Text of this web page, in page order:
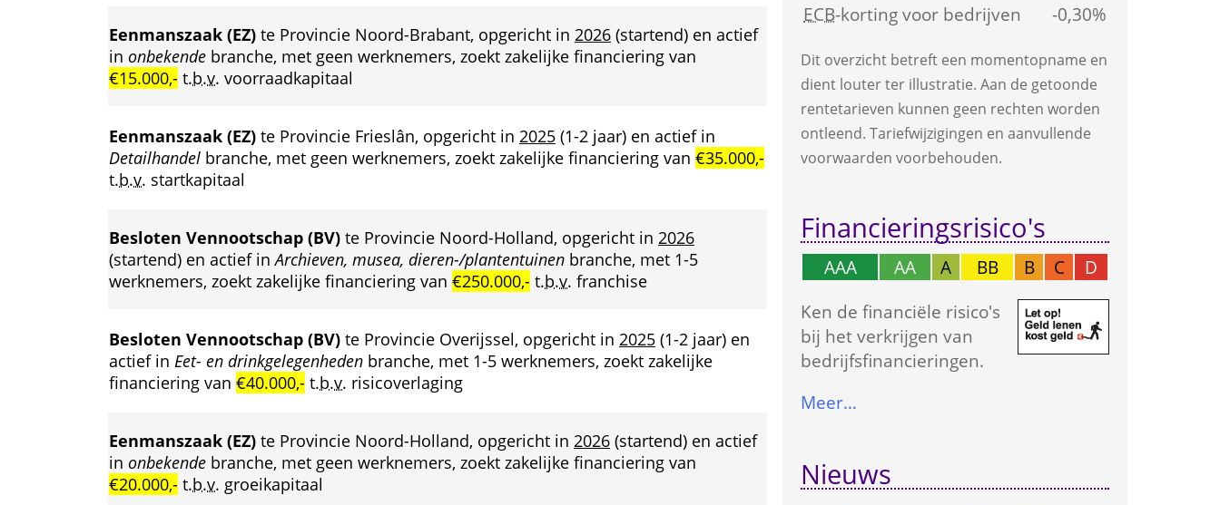
Eenmanszaak (EZ) te Provincie Noord-Brabant, opgericht in 2026 (startend) en actief
in onbekende branche, met geen werknemers, zoekt zakelijke financiering van
€15.000,- t.b.v. voorraadkapitaal
Eenmanszaak (EZ) te Provincie Frieslân, opgericht in 2025 (1-2 jaar) en actief in
Detailhandel branche, met geen werknemers, zoekt zakelijke financiering van €35.000,-
t.b.v. startkapitaal
Besloten Vennootschap (BV) te Provincie Noord-Holland, opgericht in 2026
(startend) en actief in Archieven, musea, dieren-/plantentuinen branche, met 1-5
werknemers, zoekt zakelijke financiering van €250.000,- t.b.v. franchise
Besloten Vennootschap (BV) te Provincie Overijssel, opgericht in 2025 (1-2 jaar) en
actief in Eet- en drinkgelegenheden branche, met 1-5 werknemers, zoekt zakelijke
financiering van €40.000,- t.b.v. risicoverlaging
Eenmanszaak (EZ) te Provincie Noord-Holland, opgericht in 2026 (startend) en actief
in onbekende branche, met geen werknemers, zoekt zakelijke financiering van
€20.000,- t.b.v. groeikapitaal
ECB-korting voor bedrijven -0,30%
Dit overzicht betreft een moment­opname en
dient louter ter illustratie. Aan de getoonde
rente­tarieven kunnen geen rechten worden
ontleend. Tarief­wijzigingen en aanvullende
voorwaarden voorbehouden.
Financierings­risico's
AAA AA A BB B C
D
Ken de financiële risico's
bij het verkrijgen van
bedrijfs­financieringen.
Meer…
Nieuws